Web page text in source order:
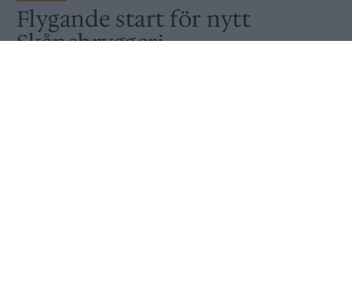
Flygande start för nytt
Skånebryggeri